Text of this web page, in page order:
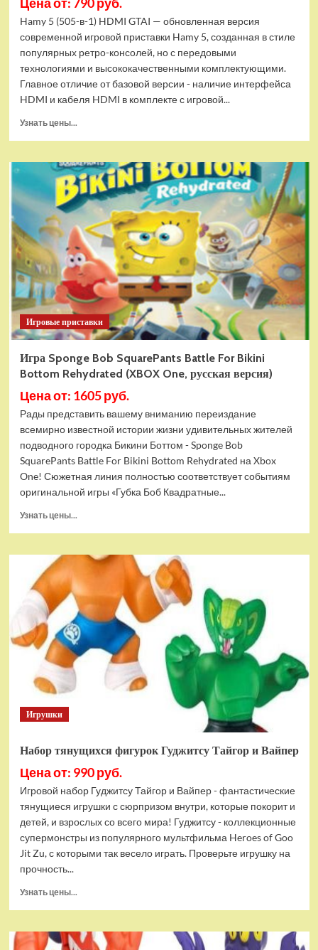
Hamy 5 (505-в-1) HDMI GTAI — обновленная версия
современной игровой приставки Hamy 5, созданная в стиле
популярных ретро-консолей, но с передовыми
технологиями и высококачественными комплектующими.
Главное отличие от базовой версии - наличие интерфейса
HDMI и кабеля HDMI в комплекте с игровой...
Узнать цены...
Игровая
приставка
Hamy
5
(505-
в-1)
HDMI
GTA
Игровые приставки
Игра Sponge Bob SquarePants Battle For Bikini
Bottom Rehydrated (XBOX One, русская версия)
Цена от: 1605 руб.
Рады представить вашему вниманию переиздание
всемирно известной истории жизни удивительных жителей
подводного городка Бикини Боттом - Sponge Bob
SquarePants Battle For Bikini Bottom Rehydrated на Xbox
One! Сюжетная линия полностью соответствует событиям
оригинальной игры «Губка Боб Квадратные...
Узнать цены...
Игра
Sponge
Bob
SquarePants
Battle
For
Bikini
Bottom
Rehydrated
(XBOX
Игрушки
Набор тянущихся фигурок Гуджитсу Тайгор и Вайпер
Цена от: 990 руб.
Игровой набор Гуджитсу Тайгор и Вайпер - фантастические
тянущиеся игрушки с сюрпризом внутри, которые покорит и
детей, и взрослых со всего мира! Гуджитсу - коллекционные
супермонстры из популярного мультфильма Heroes of Goo
Jit Zu, с которыми так весело играть. Проверьте игрушку на
прочность...
Узнать цены...
Набор
тянущихся